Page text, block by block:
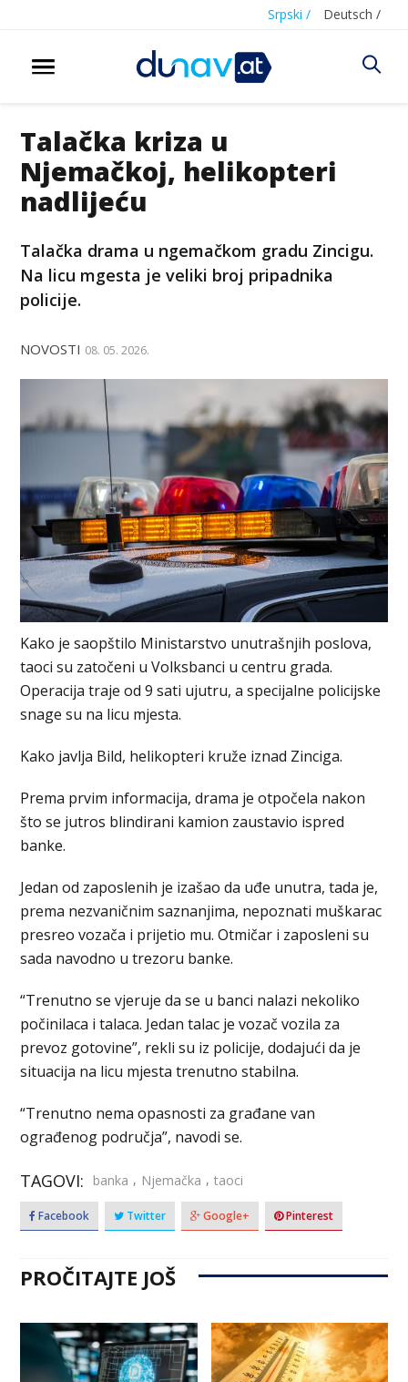
Srpski / Deutsch /
Talačka kriza u
Njemačkoj, helikopteri
nadlijeću
Talačka drama u ngemačkom gradu Zincigu.
Na licu mgesta je veliki broj pripadnika
policije.
NOVOSTI 08. 05. 2026.
Kako je saopštilo Ministarstvo unutrašnjih poslova,
taoci su zatočeni u Volksbanci u centru grada.
Operacija traje od 9 sati ujutru, a specijalne policijske
snage su na licu mjesta.
Kako javlja Bild, helikopteri kruže iznad Zinciga.
Prema prvim informacija, drama je otpočela nakon
što se jutros blindirani kamion zaustavio ispred
banke.
Jedan od zaposlenih je izašao da uđe unutra, tada je,
prema nezvaničnim saznanjima, nepoznati muškarac
presreo vozača i prijetio mu. Otmičar i zaposleni su
sada navodno u trezoru banke.
“Trenutno se vjeruje da se u banci nalazi nekoliko
počinilaca i talaca. Jedan talac je vozač vozila za
prevoz gotovine”, rekli su iz policije, dodajući da je
situacija na licu mjesta trenutno stabilna.
“Trenutno nema opasnosti za građane van
ograđenog područja”, navodi se.
TAGOVI: banka , Njemačka , taoci
Facebook Twitter Google+ Pinterest
PROČITAJTE JOŠ